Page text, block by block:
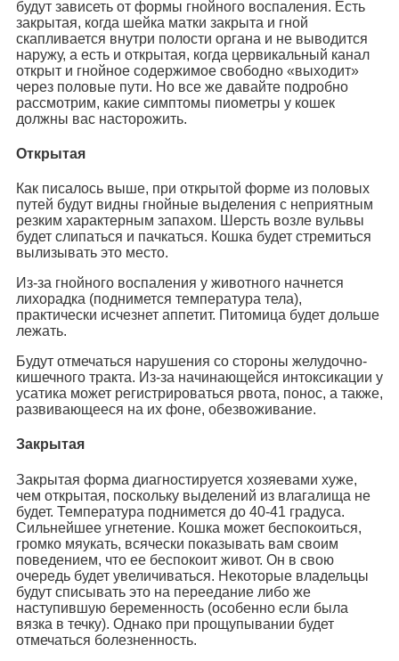
будут зависеть от формы гнойного воспаления. Есть
закрытая, когда шейка матки закрыта и гной
скапливается внутри полости органа и не выводится
наружу, а есть и открытая, когда цервикальный канал
открыт и гнойное содержимое свободно «выходит»
через половые пути. Но все же давайте подробно
рассмотрим, какие симптомы пиометры у кошек
должны вас насторожить.
Открытая
Как писалось выше, при открытой форме из половых
путей будут видны гнойные выделения с неприятным
резким характерным запахом. Шерсть возле вульвы
будет слипаться и пачкаться. Кошка будет стремиться
вылизывать это место.
Из-за гнойного воспаления у животного начнется
лихорадка (поднимется температура тела),
практически исчезнет аппетит. Питомица будет дольше
лежать.
Будут отмечаться нарушения со стороны желудочно-
кишечного тракта. Из-за начинающейся интоксикации у
усатика может регистрироваться рвота, понос, а также,
развивающееся на их фоне, обезвоживание.
Закрытая
Закрытая форма диагностируется хозяевами хуже,
чем открытая, поскольку выделений из влагалища не
будет. Температура поднимется до 40-41 градуса.
Сильнейшее угнетение. Кошка может беспокоиться,
громко мяукать, всячески показывать вам своим
поведением, что ее беспокоит живот. Он в свою
очередь будет увеличиваться. Некоторые владельцы
будут списывать это на переедание либо же
наступившую беременность (особенно если была
вязка в течку). Однако при прощупывании будет
отмечаться болезненность.